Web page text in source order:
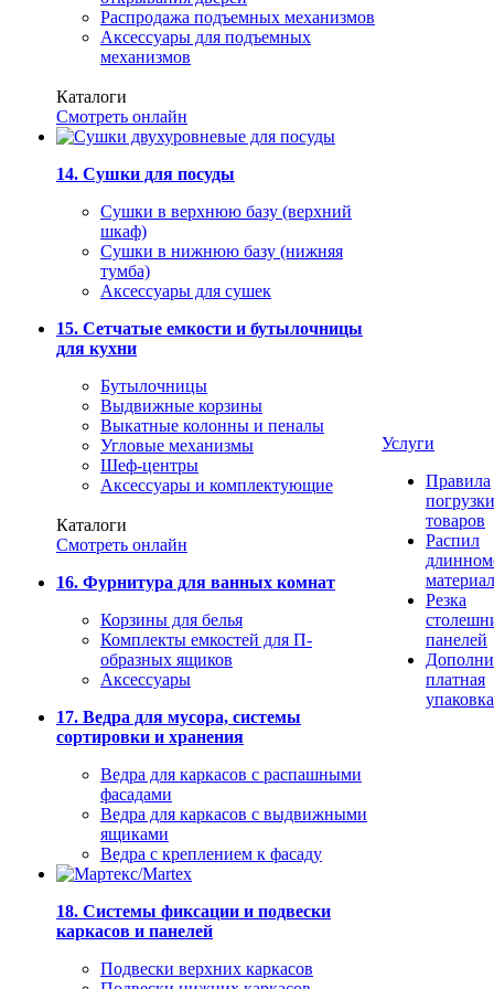
Распродажа подъемных механизмов
Аксессуары для подъемных
механизмов
Каталоги
Смотреть онлайн
14. Сушки для посуды
Сушки в верхнюю базу (верхний
шкаф)
Сушки в нижнюю базу (нижняя
тумба)
Аксессуары для сушек
15. Сетчатые емкости и бутылочницы
для кухни
Бутылочницы
Выдвижные корзины
Выкатные колонны и пеналы
Угловые механизмы
Шеф-центры
Аксессуары и комплектующие
Каталоги
Смотреть онлайн
16. Фурнитура для ванных комнат
Корзины для белья
Комплекты емкостей для П-
образных ящиков
Аксессуары
17. Ведра для мусора, системы
сортировки и хранения
Ведра для каркасов с распашными
фасадами
Ведра для каркасов с выдвижными
ящиками
Ведра с креплением к фасаду
18. Системы фиксации и подвески
каркасов и панелей
Подвески верхних каркасов
Услуги
Правила
погрузки
товаров
Распил
Резка
панелей
платная
упаковка